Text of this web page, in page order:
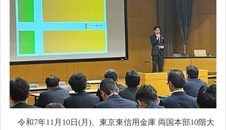
令和7年11月10日(月)、東京東信用金庫 両国本部10階大